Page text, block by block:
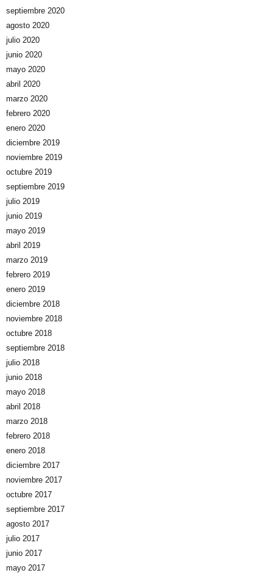
septiembre 2020
agosto 2020
julio 2020
junio 2020
mayo 2020
abril 2020
marzo 2020
febrero 2020
enero 2020
diciembre 2019
noviembre 2019
octubre 2019
septiembre 2019
julio 2019
junio 2019
mayo 2019
abril 2019
marzo 2019
febrero 2019
enero 2019
diciembre 2018
noviembre 2018
octubre 2018
septiembre 2018
julio 2018
junio 2018
mayo 2018
abril 2018
marzo 2018
febrero 2018
enero 2018
diciembre 2017
noviembre 2017
octubre 2017
septiembre 2017
agosto 2017
julio 2017
junio 2017
mayo 2017